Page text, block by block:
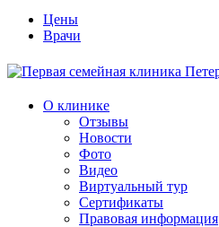
Цены
Врачи
О клинике
Отзывы
Новости
Фото
Видео
Виртуальный тур
Сертификаты
Правовая информация